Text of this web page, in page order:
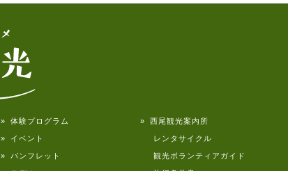
» 体験プログラム
» イベント
» パンフレット
» 西尾観光案内所
レンタサイクル
観光ボランティアガイド